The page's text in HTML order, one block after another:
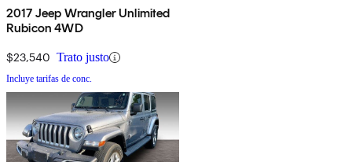
2017 Jeep Wrangler Unlimited
Rubicon 4WD
$23,540 Trato justo
Incluye tarifas de conc.